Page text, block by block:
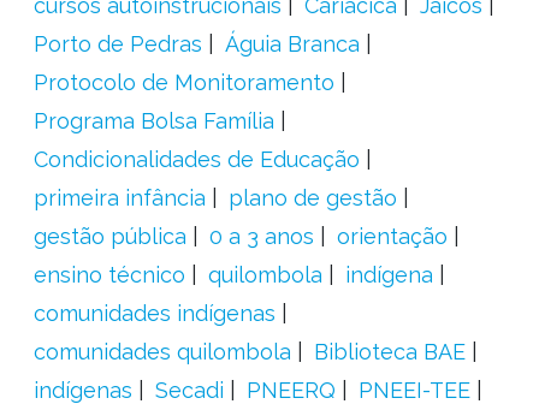
cursos autoinstrucionais
Cariacica
Jaicós
Porto de Pedras
Águia Branca
Protocolo de Monitoramento
Programa Bolsa Família
Condicionalidades de Educação
primeira infância
plano de gestão
gestão pública
0 a 3 anos
orientação
ensino técnico
quilombola
indígena
comunidades indígenas
comunidades quilombola
Biblioteca BAE
indígenas
Secadi PNEERQ
PNEEI-TEE